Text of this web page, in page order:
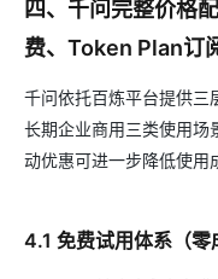
四、千问完整价格
费、Token Plan订
千问依托百炼平台提供三
长期企业商用三类使用
动优惠可进一步降低使用
4.1 免费试用体系（零